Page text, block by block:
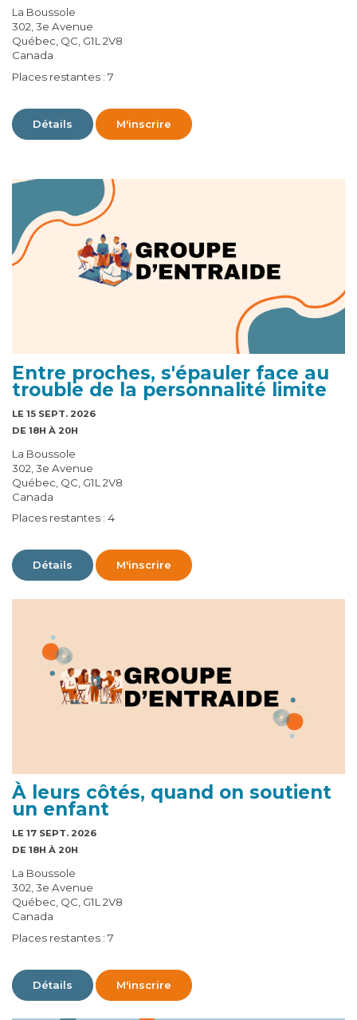
La Boussole
302, 3e Avenue
Québec, QC, G1L 2V8
Canada
Places restantes : 7
Détails M'inscrire
Entre proches, s'épauler face au
trouble de la personnalité limite
LE 15 SEPT. 2026
DE 18H À 20H
La Boussole
302, 3e Avenue
Québec, QC, G1L 2V8
Canada
Places restantes : 4
Détails M'inscrire
À leurs côtés, quand on soutient
un enfant
LE 17 SEPT. 2026
DE 18H À 20H
La Boussole
302, 3e Avenue
Québec, QC, G1L 2V8
Canada
Places restantes : 7
Détails M'inscrire